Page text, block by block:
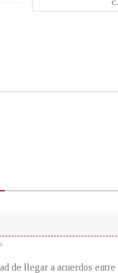
de llegar a acuerdos